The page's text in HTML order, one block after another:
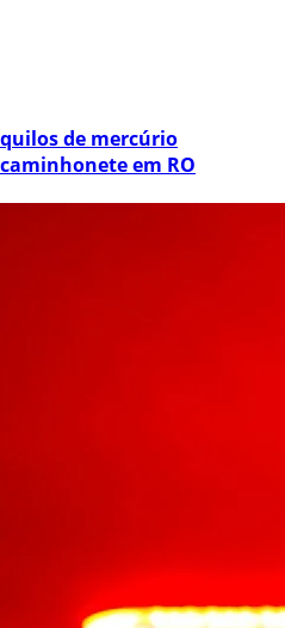
quilos de mercúrio
em RO